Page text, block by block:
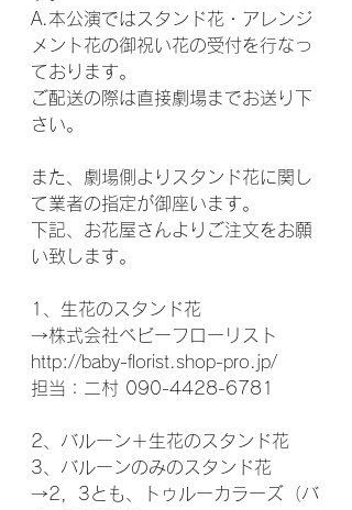
A.本公演ではスタンド花・アレンジ
メント花の御祝い花の受付を行なっ
ております。
ご配送の際は直接劇場までお送り下
さい。
また、劇場側よりスタンド花に関し
て業者の指定が御座います。
下記、お花屋さんよりご注文をお願
い致します。
1、生花のスタンド花
→株式会社ベビーフローリスト
http://baby-florist.shop-pro.jp/
担当：二村 090-4428-6781
2、バルーン＋生花のスタンド花
3、バルーンのみのスタンド花
→2，3とも、トゥルーカラーズ（バ